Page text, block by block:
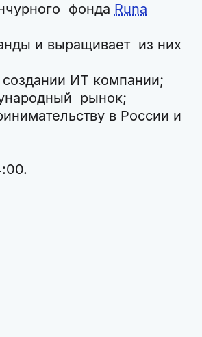
фонда Runa
и выращивает из них
ИТ компании;
рынок;
в России и